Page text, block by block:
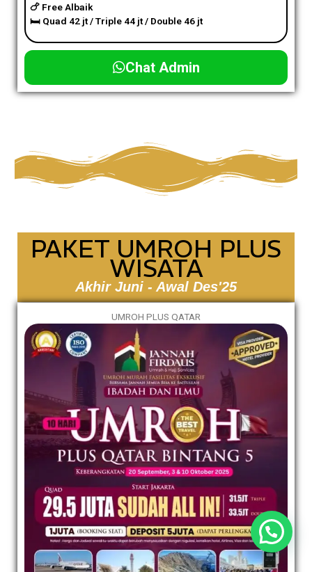
🍗 Free Albaik
🛏️ Quad 42 jt / Triple 44 jt / Double 46 jt
Chat Admin
PAKET UMROH PLUS
WISATA
Akhir Juni - Awal Des'25
UMROH PLUS QATAR